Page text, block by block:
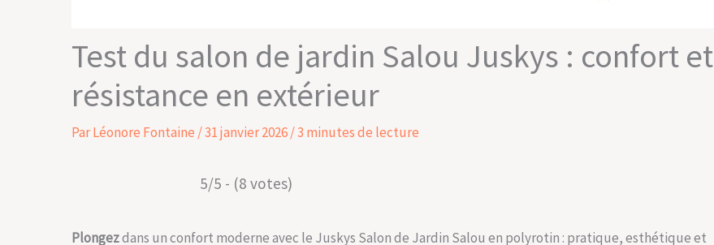
Test du salon de jardin Salou Juskys : confort et
résistance en extérieur
ParLéonore Fontaine /31 janvier 2026/3 minutes de lecture
5/5 - (8 votes)
Plongezdans un confort moderne avec le Juskys Salon de Jardin Salou en polyrotin : pratique, esthétique et